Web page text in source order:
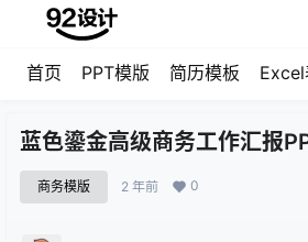
首页 PPT模版 简历模板
蓝色鎏金高级商务工作汇报
商务模版 2 年前 0